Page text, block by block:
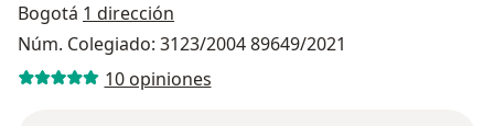
Bogotá 1 dirección
Núm. Colegiado: 3123/2004 89649/2021
10 opiniones